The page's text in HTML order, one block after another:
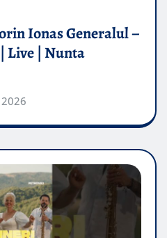
Ionas Generalul –
Live | Nunta